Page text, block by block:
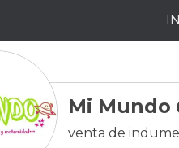
Mi Mundo
venta de